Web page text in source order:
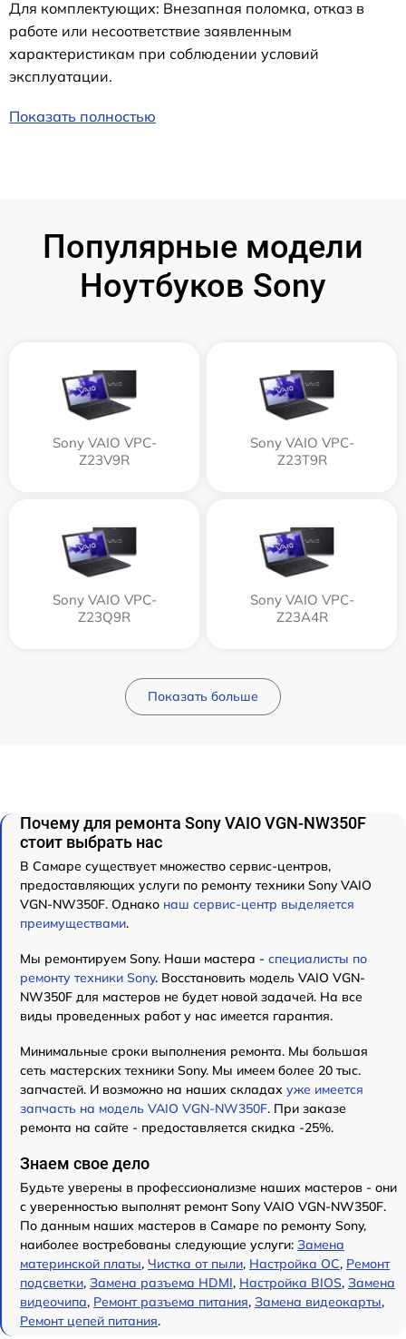
Для комплектующих: Внезапная поломка, отказ в
работе или несоответствие заявленным
характеристикам при соблюдении условий
эксплуатации.
Показать полностью
Популярные модели
Ноутбуков Sony
Sony VAIO VPC-
Z23V9R
Sony VAIO VPC-
Z23T9R
Sony VAIO VPC-
Z23Q9R
Sony VAIO VPC-
Z23A4R
Показать больше
Почему для ремонта Sony VAIO VGN-NW350F
стоит выбрать нас
В Самаре существует множество сервис-центров,
предоставляющих услуги по ремонту техники Sony VAIO
VGN-NW350F. Однако наш сервис-центр выделяется
преимуществами.
Мы ремонтируем Sony. Наши мастера - специалисты по
ремонту техники Sony. Восстановить модель VAIO VGN-
NW350F для мастеров не будет новой задачей. На все
виды проведенных работ у нас имеется гарантия.
Минимальные сроки выполнения ремонта. Мы большая
сеть мастерских техники Sony. Мы имеем более 20 тыс.
запчастей. И возможно на наших складах уже имеется
запчасть на модель VAIO VGN-NW350F. При заказе
ремонта на сайте - предоставляется скидка -25%.
Знаем свое дело
Будьте уверены в профессионализме наших мастеров - они
с уверенностью выполнят ремонт Sony VAIO VGN-NW350F.
По данным наших мастеров в Самаре по ремонту Sony,
наиболее востребованы следующие услуги: Замена
материнской платы, Чистка от пыли, Настройка ОС, Ремонт
подсветки, Замена разъема HDMI, Настройка BIOS, Замена
видеочипа, Ремонт разъема питания, Замена видеокарты,
Ремонт цепей питания.